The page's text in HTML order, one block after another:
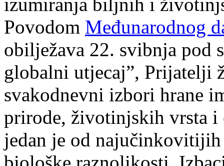
Povodom Međunarodnog
obilježava 22. svibnja pod
globalni utjecaj”, Prijatelji
svakodnevni izbori hrane
prirode, životinjskih vrsta i
jedan je od